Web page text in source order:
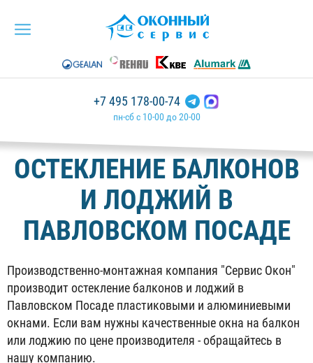
+7 495 178-00-74
пн-сб с 10-00 до 20-00
ОСТЕКЛЕНИЕ БАЛКОНОВ
И ЛОДЖИЙ В
ПАВЛОВСКОМ ПОСАДЕ
Производственно-монтажная компания "Сервис Окон"
производит остекление балконов и лоджий в
Павловском Посаде пластиковыми и алюминиевыми
окнами. Если вам нужны качественные окна на балкон
или лоджию по цене производителя - обращайтесь в
нашу компанию.